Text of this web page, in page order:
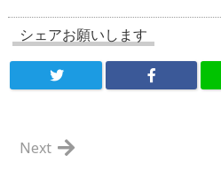
シェアお願いします
Next